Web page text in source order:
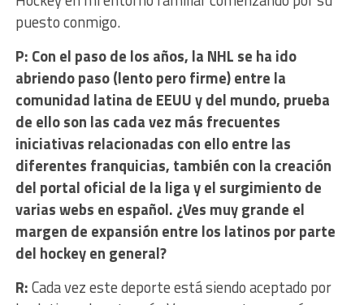
puesto conmigo.
P: Con el paso de los años, la NHL se ha ido
abriendo paso (lento pero firme) entre la
comunidad latina de EEUU y del mundo, prueba
de ello son las cada vez más frecuentes
iniciativas relacionadas con ello entre las
diferentes franquicias, también con la creación
del portal oficial de la liga y el surgimiento de
varias webs en español. ¿Ves muy grande el
margen de expansión entre los latinos por parte
del hockey en general?
R:Cada vez este deporte está siendo aceptado por